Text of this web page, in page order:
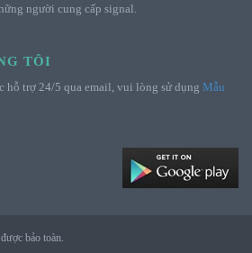
người cung cấp signal.
TÔI
hỗ trợ 24/5 qua email, vui lòng sử dụng Mẫu
bảo toàn.